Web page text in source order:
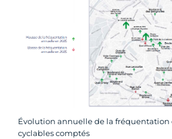
Évolution annuelle de la fréquentation
cyclables comptés